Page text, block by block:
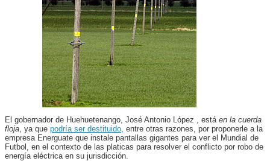
El gobernador de Huehuetenango, José Antonio López , está en la cuerda
floja, ya que podría ser destituido, entre otras razones, por proponerle a la
empresa Energuate que instale pantallas gigantes para ver el Mundial de
Futbol, en el contexto de las platicas para resolver el conflicto por robo de
energía eléctrica en su jurisdicción.